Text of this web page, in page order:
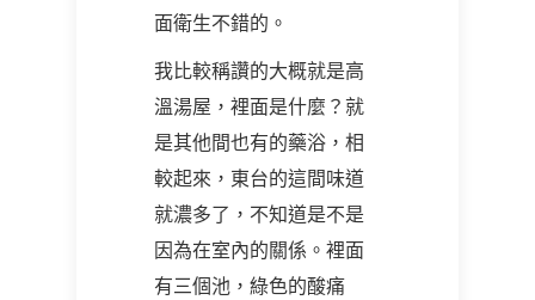
面衛生不錯的。
我比較稱讚的大概就是高
溫湯屋，裡面是什麼？就
是其他間也有的藥浴，相
較起來，東台的這間味道
就濃多了，不知道是不是
因為在室內的關係。裡面
有三個池，綠色的酸痛